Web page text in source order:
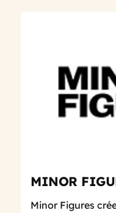
MINOR
Minor Figures